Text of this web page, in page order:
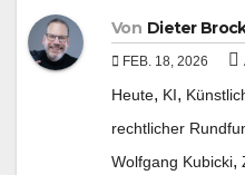
Von Dieter
FEB. 18, 2026
Heute, KI,
rechtlicher
Wolfgang Kubicki,